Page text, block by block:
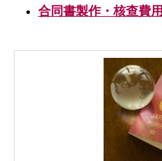
合同書製作・核查費用